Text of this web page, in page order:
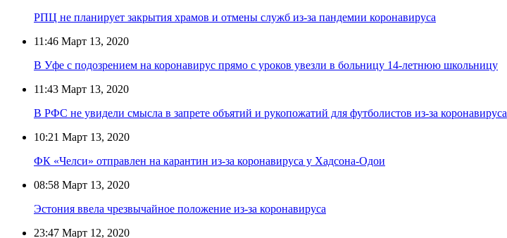
РПЦ не планирует закрытия храмов и отмены служб из-за пандемии коронавируса
11:46 Март 13, 2020
В Уфе с подозрением на коронавирус прямо с уроков увезли в больницу 14-летнюю школьницу
11:43 Март 13, 2020
В РФС не увидели смысла в запрете объятий и рукопожатий для футболистов из-за коронавируса
10:21 Март 13, 2020
ФК «Челси» отправлен на карантин из-за коронавируса у Хадсона-Одои
08:58 Март 13, 2020
Эстония ввела чрезвычайное положение из-за коронавируса
23:47 Март 12, 2020